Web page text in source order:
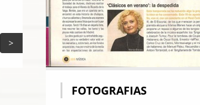
>
FOTOGRAFIAS